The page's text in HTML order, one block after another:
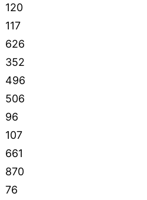
120
117
626
352
496
506
96
107
661
870
76